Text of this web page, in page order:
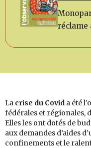
La crise du Covid a été
fédérales et régionales,
Elles les ont dotés de
aux demandes d’aides
confinements et le